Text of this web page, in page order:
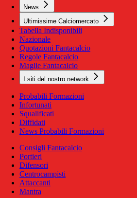
News
Ultimissime Calciomercato
Tabella Indisponibili
Nazionale
Quotazioni Fantacalcio
Regole Fantacalcio
Maglie Fantacalcio
I siti del nostro network
Probabili Formazioni
Infortunati
Squalificati
Diffidati
News Probabili Formazioni
Consigli Fantacalcio
Portieri
Difensori
Centrocampisti
Attaccanti
Mantra